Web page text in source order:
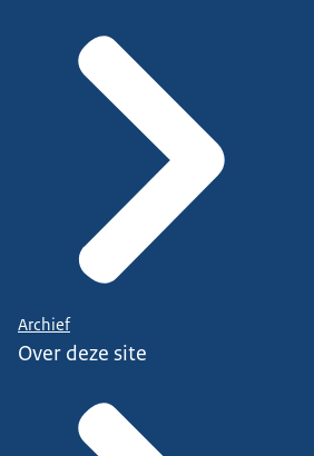
Archief
Over deze site